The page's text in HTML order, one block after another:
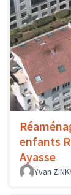
enfants
Ayasse
Yvan ZINK